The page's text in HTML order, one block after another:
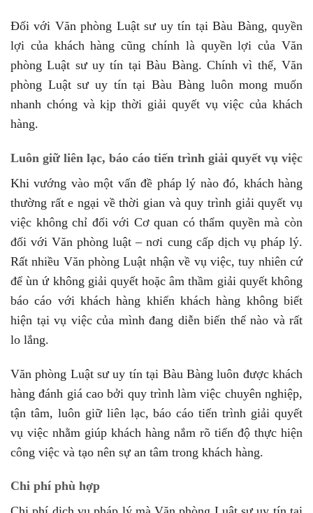
Đối với Văn phòng Luật sư uy tín tại Bàu Bàng, quyền
lợi của khách hàng cũng chính là quyền lợi của Văn
phòng Luật sư uy tín tại Bàu Bàng. Chính vì thế, Văn
phòng Luật sư uy tín tại Bàu Bàng luôn mong muốn
nhanh chóng và kịp thời giải quyết vụ việc của khách
hàng.
Luôn giữ liên lạc, báo cáo tiến trình giải quyết vụ việc
Khi vướng vào một vấn đề pháp lý nào đó, khách hàng
thường rất e ngại về thời gian và quy trình giải quyết vụ
việc không chỉ đối với Cơ quan có thẩm quyền mà còn
đối với Văn phòng luật – nơi cung cấp dịch vụ pháp lý.
Rất nhiều Văn phòng Luật nhận về vụ việc, tuy nhiên cứ
để ùn ứ không giải quyết hoặc âm thầm giải quyết không
báo cáo với khách hàng khiến khách hàng không biết
hiện tại vụ việc của mình đang diễn biến thế nào và rất
lo lắng.
Văn phòng Luật sư uy tín tại Bàu Bàng luôn được khách
hàng đánh giá cao bởi quy trình làm việc chuyên nghiệp,
tận tâm, luôn giữ liên lạc, báo cáo tiến trình giải quyết
vụ việc nhằm giúp khách hàng nắm rõ tiến độ thực hiện
công việc và tạo nên sự an tâm trong khách hàng.
Chi phí phù hợp